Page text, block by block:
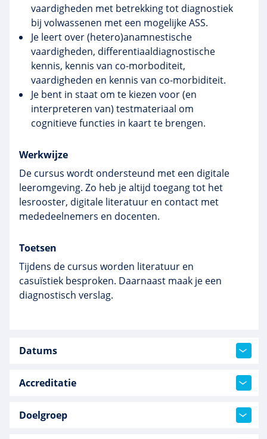
vaardigheden met betrekking tot diagnostiek
bij volwassenen met een mogelijke ASS.
Je leert over (hetero)anamnestische
vaardigheden, differentiaaldiagnostische
kennis, kennis van co-morboditeit,
vaardigheden en kennis van co-morbiditeit.
Je bent in staat om te kiezen voor (en
interpreteren van) testmateriaal om
cognitieve functies in kaart te brengen.
Werkwijze
De cursus wordt ondersteund met een digitale
leeromgeving. Zo heb je altijd toegang tot het
lesrooster, digitale literatuur en contact met
mededeelnemers en docenten.
Toetsen
Tijdens de cursus worden literatuur en
casuïstiek besproken. Daarnaast maak je een
diagnostisch verslag.
Datums
Accreditatie
Doelgroep